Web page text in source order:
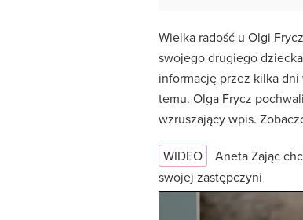
Wielka radość u Olgi
swojego drugiego
informację przez kilka
temu. Olga Frycz
wzruszający wpis.
WIDEO
Aneta Zając
swojej zastępczyni